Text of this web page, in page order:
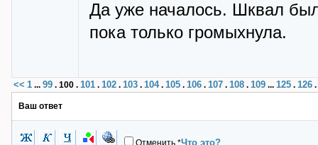
Да уже началось. Шквал
пока только громыхнула.
<< 1 ... 99 . 100 . 101 . 102 . 103 . 104. 105 . 106 . 107 . 108 . 109 ... 125 . 126 .
Ваш ответ
Отменить *Что это?